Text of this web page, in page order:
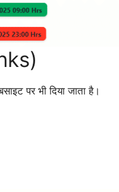
पर भी दिया जाता है।